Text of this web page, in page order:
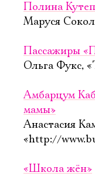
Полина
Маруся
Пассажиры
Ольга Фукс,
Амбарцум
мамы»
Анастасия
«http://
«Школа жён»